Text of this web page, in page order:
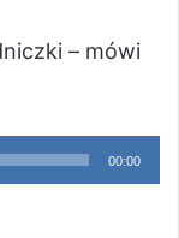
– mówi
00:00